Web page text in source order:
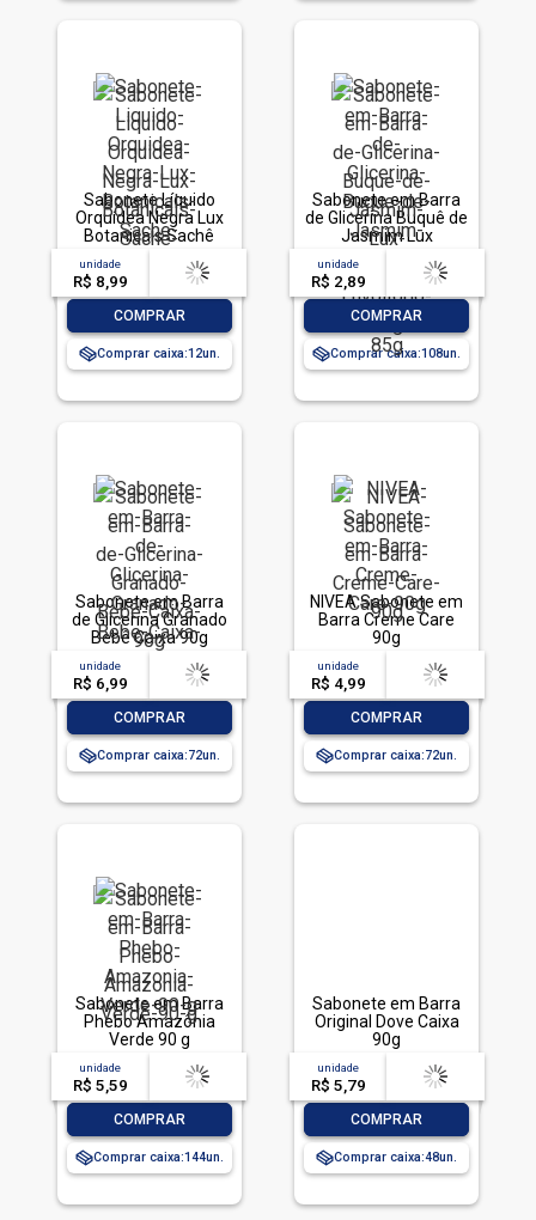
Sabonete Líquido
Orquídea Negra Lux
Botanicals Sachê
200ml Refil
unidade
R$ 8,99
acima de
-- --,--un.
COMPRAR
Comprar caixa:12
Sabonete em Barra
de Glicerina Buquê de
Jasmim Lux
Botanicals Envoltório
unidade
R$ 2,89
acima de
-- --,--un.
COMPRAR
Comprar caixa:108
Sabonete em Barra
de Glicerina Granado
Bebê Caixa 90g
unidade
R$ 6,99
acima de
-- --,--un.
COMPRAR
Comprar caixa:72
NIVEA Sabonete em
Barra Creme Care
90g
unidade
R$ 4,99
acima de
-- --,--un.
COMPRAR
Comprar caixa:72
Sabonete em Barra
Phebo Amazônia
Verde 90 g
unidade
R$ 5,59
acima de
-- --,--un.
COMPRAR
Comprar caixa:144
Sabonete em Barra
Original Dove Caixa
90g
unidade
R$ 5,79
acima de
-- --,--un.
COMPRAR
Comprar caixa:48